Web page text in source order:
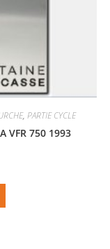
, PARTIE CYCLE
VFR 750 1993